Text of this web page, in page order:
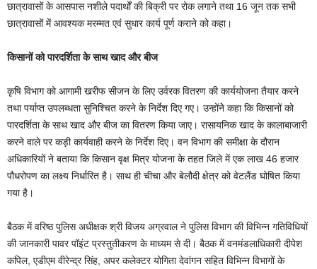
छात्रावासों के आसपास नशीले पदार्थों की बिक्री पर रोक लगाने तथा 16 जून तक सभी
छात्रावासों में आवश्यक मरम्मत एवं सुधार कार्य पूर्ण कराने को कहा।
किसानों को पारदर्शिता के साथ खाद और बीज
कृषि विभाग को आगामी खरीफ सीजन के लिए उर्वरक वितरण की कार्ययोजना तैयार करने
तथा पर्याप्त उपलब्धता सुनिश्चित करने के निर्देश दिए गए। उन्होंनेे कहा कि किसानों को
पारदर्शिता के साथ खाद और बीज का वितरण किया जाए। रासायनिक खाद के कालाबाजारी
करने वाले पर कड़ी कार्यवाही करने के निर्देश दिए। वन विभाग की समीक्षा के दौरान
अधिकारियों ने बताया कि किसान वृक्ष मित्र योजना के तहत जिले में एक लाख 46 हजार
पौधरोपण का लक्ष्य निर्धारित है। साथ ही चीचा और बेलौदी क्षेत्र को वेटलैंड घोषित किया
गया है।
बैठक में वरिष्ठ पुलिस अधीक्षक श्री विजय अग्रवाल ने पुलिस विभाग की विभिन्न गतिविधियों
की जानकारी पावर पॉइंट प्रस्तुतीकरण के माध्यम से दी। बैठक में वनमंडलाधिकारी दीपेश
कपिल, एडीएम वीरेन्द्र सिंह, अपर कलेक्टर योगिता देवांगन सहित विभिन्न विभागों के